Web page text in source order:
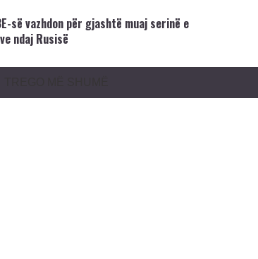
së vazhdon për gjashtë muaj serinë e
ndaj Rusisë